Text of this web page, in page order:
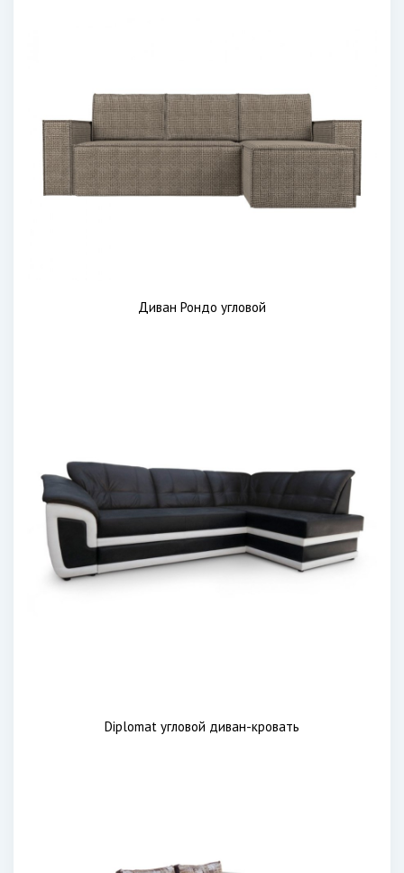
Диван Рондо угловой
Diplomat угловой диван-кровать